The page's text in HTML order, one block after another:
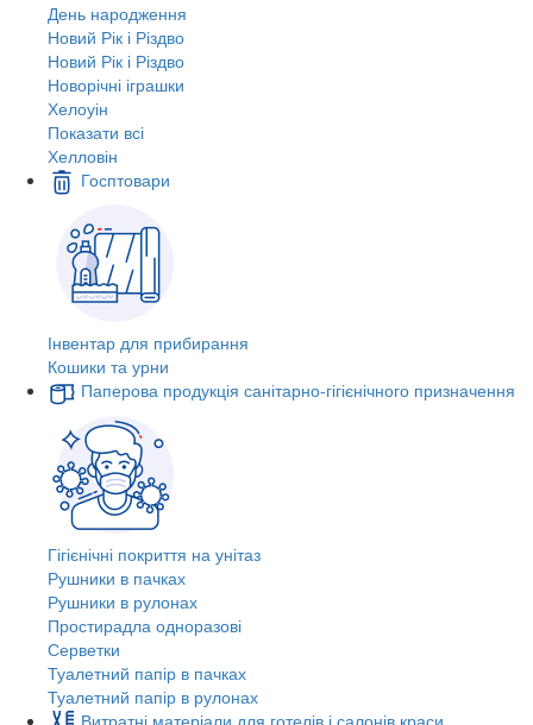
День народження
Новий Рік і Різдво
Новий Рік і Різдво
Новорічні іграшки
Хелоуін
Показати всі
Хелловін
Госптовари
Інвентар для прибирання
Кошики та урни
Паперова продукція санітарно-гігієнічного призначення
Гігієнічні покриття на унітаз
Рушники в пачках
Рушники в рулонах
Простирадла одноразові
Серветки
Туалетний папір в пачках
Туалетний папір в рулонах
Витратні матеріали для готелів і салонів краси